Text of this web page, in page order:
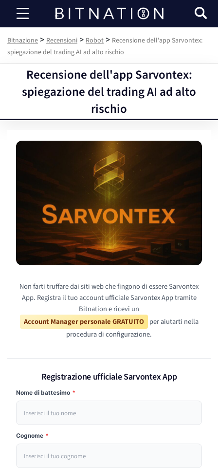
Bitnazione
Bitnazione > Recensioni > Robot > Recensione dell'app Sarvontex:
spiegazione del trading AI ad alto rischio
Recensione dell'app Sarvontex:
spiegazione del trading AI ad alto
rischio
Non farti truffare dai siti web che fingono di essere Sarvontex
App. Registra il tuo account ufficiale Sarvontex App tramite
Bitnation e ricevi un
Account Manager personale GRATUITO per aiutarti nella
procedura di configurazione.
Registrazione ufficiale Sarvontex App
Nome di battesimo *
Cognome *